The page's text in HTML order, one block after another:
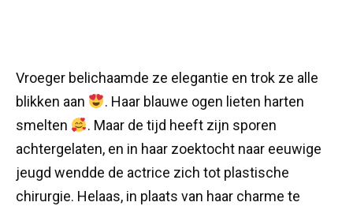
Vroeger belichaamde ze elegantie en trok ze alle
blikken aan
. Haar blauwe ogen lieten harten
smelten
. Maar de tijd heeft zijn sporen
achtergelaten, en in haar zoektocht naar eeuwige
jeugd wendde de actrice zich tot plastische
chirurgie. Helaas, in plaats van haar charme te